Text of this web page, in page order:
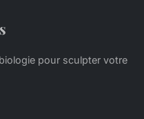
pour sculpter votre